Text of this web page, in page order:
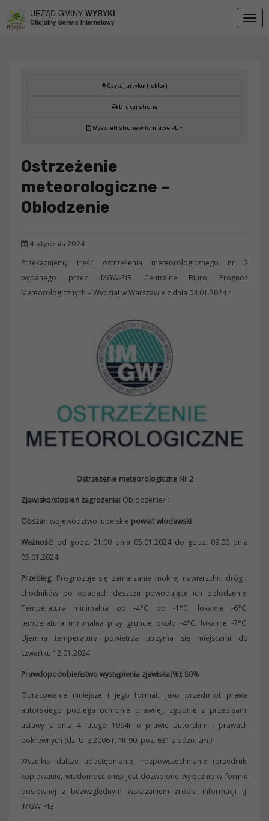
URZĄD GMINY WYRYKI
Oficjalny Serwis Internetowy
Czytaj artykuł (lektor)
Drukuj stronę
Wyświetl stronę w formacie PDF
Ostrzeżenie
meteorologiczne –
Oblodzenie
4 stycznia 2024
Przekazujemy treść ostrzeżenia meteorologicznego nr 2
wydanego przez IMGW-PIB Centralne Biuro Prognoz
Meteorologicznych – Wydział w Warszawie z dnia 04.01.2024 r.
Ostrzeżenie meteorologiczne Nr 2
Zjawisko/stopień zagrożenia: Oblodzenie/ 1
Obszar:województwo lubelskie powiat włodawski
Ważność: od godz. 01:00 dnia 05.01.2024 do godz. 09:00 dnia
05.01.2024
Przebieg: Prognozuje się zamarzanie mokrej nawierzchni dróg i
chodników po opadach deszczu powodujące ich oblodzenie.
Temperatura minimalna od -4°C do -1°C, lokalnie -6°C,
temperatura minimalna przy gruncie około -4°C, lokalnie -7°C.
Ujemna temperatura powietrza utrzyma się miejscami do
czwartku 12.01.2024
Prawdopodobieństwo wystąpienia zjawiska(%): 80%
Opracowanie niniejsze i jego format, jako przedmiot prawa
autorskiego podlega ochronie prawnej, zgodnie z przepisami
ustawy z dnia 4 lutego 1994r o prawie autorskim i prawach
pokrewnych (dz. U. z 2006 r. Nr 90, poz. 631 z późn. zm.).
Wszelkie dalsze udostępnianie, rozpowszechnianie (przedruk,
kopiowanie, wiadomość sms) jest dozwolone wyłącznie w formie
dosłownej z bezwzględnym wskazaniem źródła informacji tj.
IMGW-PIB.